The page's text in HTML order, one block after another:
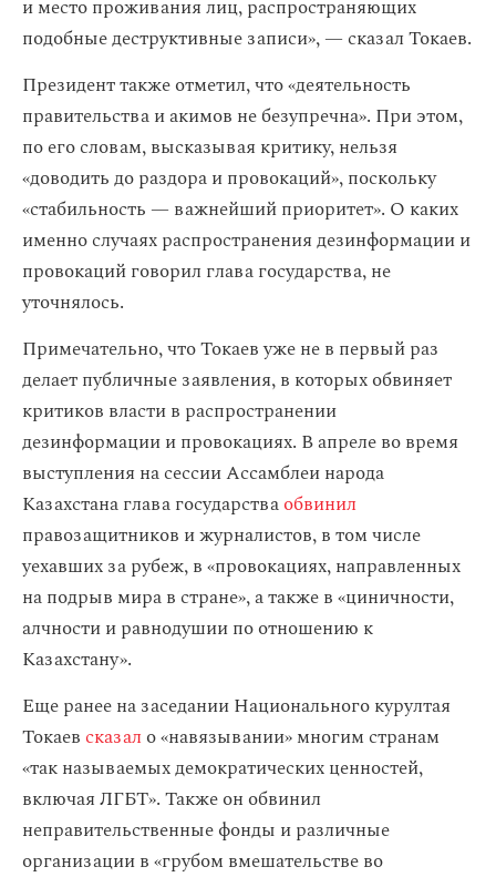
и место проживания лиц, распространяющих
подобные деструктивные записи», — сказал Токаев.
Президент также отметил, что «деятельность
правительства и акимов не безупречна». При этом,
по его словам, высказывая критику, нельзя
«доводить до раздора и провокаций», поскольку
«стабильность — важнейший приоритет». О каких
именно случаях распространения дезинформации и
провокаций говорил глава государства, не
уточнялось.
Примечательно, что Токаев уже не в первый раз
делает публичные заявления, в которых обвиняет
критиков власти в распространении
дезинформации и провокациях. В апреле во время
выступления на сессии Ассамблеи народа
Казахстана глава государстваобвинил
правозащитников и журналистов, в том числе
уехавших за рубеж, в «провокациях, направленных
на подрыв мира в стране», а также в «циничности,
алчности и равнодушии по отношению к
Казахстану».
Еще ранее на заседании Национального курултая
Токаевсказал о «навязывании» многим странам
«так называемых демократических ценностей,
включая ЛГБТ». Также он обвинил
неправительственные фонды и различные
организации в «грубом вмешательстве во